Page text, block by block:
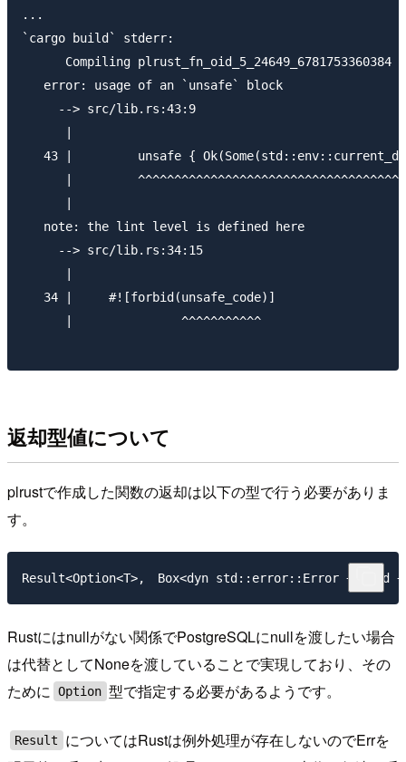
...
`cargo build` stderr:
Compiling plrust_fn_oid_5_24649_6781753360384
   error: usage of an `unsafe` block
     --> src/lib.rs:43:9
43 |         unsafe {
|
   note: the lint level is defined here
     --> src/lib.rs:34:15
   34 |     #![forbid(unsafe_code)]
      |               ^^^^^^^^^^^
返却型値について
plrustで作成した関数の返却は以下の型で行う必要がありま
す。
Result<Option<T>,　Box<dyn std::error::Error + Send
Rustにはnullがない関係でPostgreSQLにnullを渡したい場合
は代替としてNoneを渡していることで実現しており、その
ために Option 型で指定する必要があるようです。
Result
についてはRustは例外処理が存在しないのでErrを